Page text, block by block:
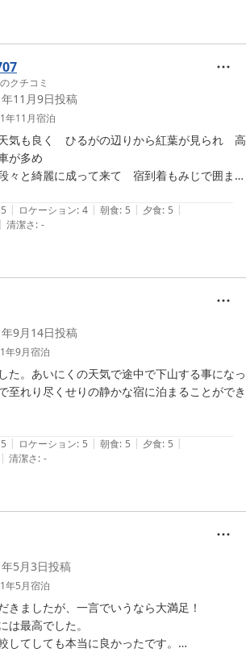
も清潔に保たれていました。
不安でしたが、しっかり体が休まる厚みのある
かったです。
とってもやさしく手厚い対応いただきました。
る時はぜひお邪魔したいです。
。
クチコミ
11月9日投稿
年11月宿泊
気も良く　ひるがの辺りから紅葉が見られ　高
が多め
々と綺麗に成って来て　宿到着もみじで囲まれ
窓から　　紅葉が、、、何とも言えない綺麗
天も熱かった　食事はお連れさんが肉抜きの
理　連れは魚料理　二人共大変大満足　二度目
れたのか少し
が暖房が入って居たが　何時までも何時までも
お湯でした　本当に行った時期が良かったの
ても良い思い出に成りました　二度でも三度で
た　料理一名無理なお願いを聞いて頂きありが
5 | ロケーション: 4 | 朝食: 5 | 夕食: 5 |
| 清潔さ: -
9月14日投稿
年9月宿泊
た。あいにくの天気で途中で下山する事になっ
至れり尽くせりの静かな宿に泊まることができ
海の御馳走が並びついついお酒が入ってしまい
の塩焼きは今まで食べた塩焼きとはひと味違い
ない家内も一気に平らげてしまいました。
景色を目にしながら登山の疲れを取ることがで
りますが、早くコロナが終息し沢山のお客さん
5 | ロケーション: 5 | 朝食: 5 | 夕食: 5 |
| 清潔さ: -
5月3日投稿
年5月宿泊
きましたが、一言でいうなら大満足！
は最高でした。
してしても本当に良かったです。